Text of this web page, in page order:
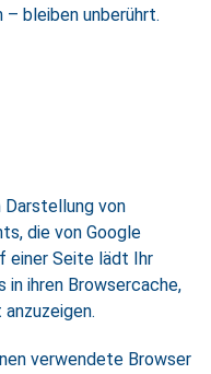
bleiben unberührt.
von
die von Google
einer Seite lädt Ihr
ihren Browsercache,
verwendete Browser